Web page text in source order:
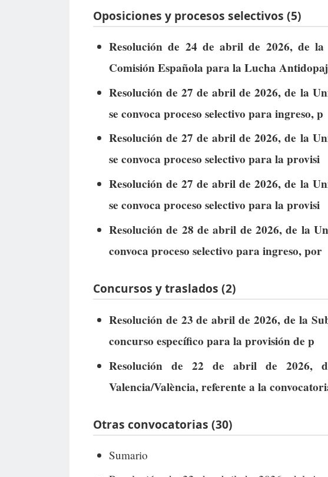
Oposiciones y procesos selectivos (5)
Resolución de 24 de abril de 2026, de
Comisión Española para la Lucha
Resolución de 27 de abril de 2026, de la
se convoca proceso selectivo para ingreso, p
Resolución de 27 de abril de 2026, de la
se convoca proceso selectivo para la provisi
Resolución de 27 de abril de 2026, de la
se convoca proceso selectivo para la provisi
Resolución de 28 de abril de 2026, de la
convoca proceso selectivo para ingreso, por
Concursos y traslados (2)
Resolución de 23 de abril de 2026, de la
concurso específico para la provisión de p
Resolución de 22 de abril de 2026,
Valencia/València, referente a la
Otras convocatorias (30)
Sumario